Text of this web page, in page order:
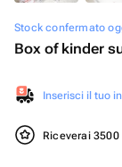
Stock confermato
Box of kinder
Inserisci il tuo
Riceverai 3500